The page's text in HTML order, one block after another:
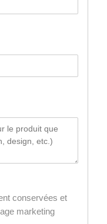
conservées et
marketing